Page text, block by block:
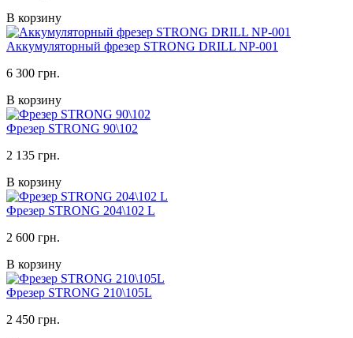
В корзину
Аккумуляторный фрезер STRONG DRILL NP-001
6 300 грн.
В корзину
Фрезер STRONG 90\102
2 135 грн.
В корзину
Фрезер STRONG 204\102 L
2 600 грн.
В корзину
Фрезер STRONG 210\105L
2 450 грн.